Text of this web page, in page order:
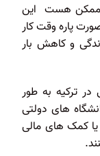
ممکن هست این
پاره وقت کار
و کاهش بار
ترکیه به طور
های دولتی
یا کمک های مالی